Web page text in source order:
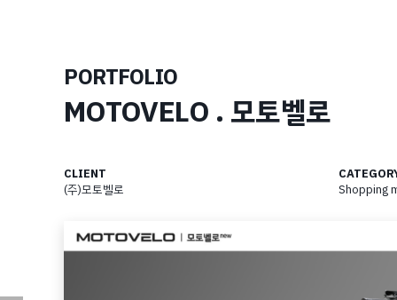
PORTFOLIO
MOTOVELO . 모토벨로
CLIENT
(주)모토벨로
Shopping